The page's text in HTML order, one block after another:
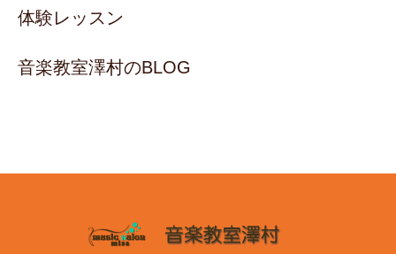
体験レッスン
音楽教室澤村のBLOG